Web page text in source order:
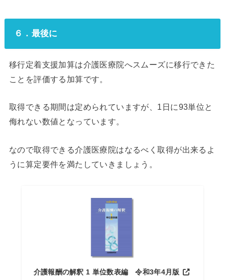
６．最後に
移行定着支援加算は介護医療院へスムーズに移行できた
ことを評価する加算です。
取得できる期間は定められていますが、1日に93単位と
侮れない数値となっています。
なので取得できる介護医療院はなるべく取得が出来るよ
うに算定要件を満たしていきましょう。
介護報酬の解釈 1 単位数表編 令和3年4月版